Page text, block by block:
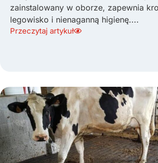
zainstalowany w oborze, zapewnia
legowisko i nienaganną higienę....
Przeczytaj artykuł